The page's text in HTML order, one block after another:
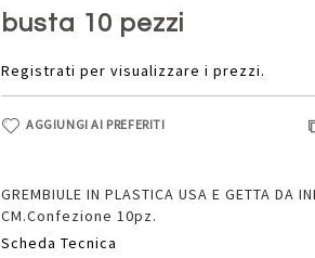
busta 10 pezzi
Registrati per visualizzare i prezzi.
AGGIUNGI AI PREFERITI
GREMBIULE IN PLASTICA USA E GETTA DA
CM.Confezione 10pz.
Scheda Tecnica